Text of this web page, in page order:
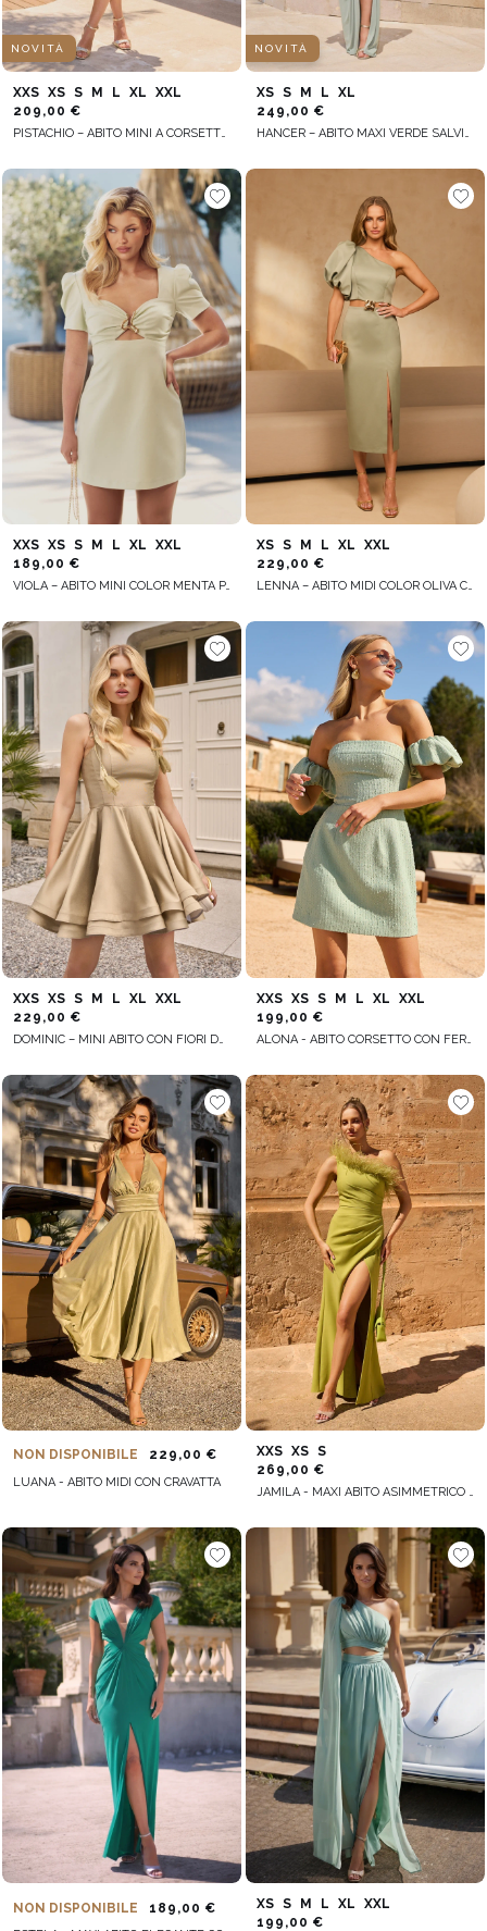
NOVITÀ
XXS XS S M L XL
XXL
209,00 €
PISTACHIO – ABITO MINI A CORSETTO COLOR PISTACCHIO
NOVITÀ
XS S M L
XL
249,00 €
HANCER – ABITO MAXI VERDE SALVIA CON DETTAGLIO INTRECCIATO DECORATIVO
XXS XS S M L XL
XXL
189,00 €
VIOLA – ABITO MINI COLOR MENTA PASTELLO CON MANICHE A SBUFFO
XS S M L XL
XXL
229,00 €
LENNA – ABITO MIDI COLOR OLIVA CON SPILLA DECORATIVA
XXS XS S M L XL
XXL
229,00 €
XXS XS S M L XL
XXL
199,00 €
NON DISPONIBILE 229,00 €
LUANA - ABITO MIDI CON CRAVATTA
XXS XS S
269,00 €
JAMILA - MAXI ABITO ASIMMETRICO CON PIUME
NON DISPONIBILE 189,00 € XS S M L XL
XXL
199,00 €